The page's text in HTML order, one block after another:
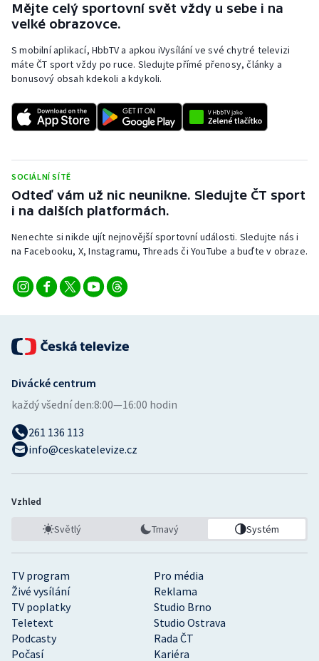
Mějte celý sportovní svět vždy u sebe i na
velké obrazovce.
S mobilní aplikací, HbbTV a apkou iVysílání ve své chytré televizi
máte ČT sport vždy po ruce. Sledujte přímé přenosy, články a
bonusový obsah kdekoli a kdykoli.
SOCIÁLNÍ SÍTĚ
Odteď vám už nic neunikne. Sledujte ČT sport
i na dalších platformách.
Nenechte si nikde ujít nejnovější sportovní události. Sledujte nás i
na Facebooku, X, Instagramu, Threads či YouTube a buďte v obraze.
TV program
Pro média
Živé vysílání
Reklama
TV poplatky
Studio Brno
Teletext
Studio Ostrava
Podcasty
Rada ČT
Počasí
Kariéra
Divácké centrum
každý všední den:8:00—16:00 hodin
261 136 113
info@ceskatelevize.cz
Vzhled
Světlý Tmavý Systém